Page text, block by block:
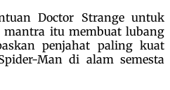
Doctor Strange untuk
mantra itu membuat lubang
penjahat paling kuat
Man di alam semesta